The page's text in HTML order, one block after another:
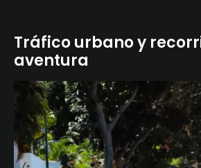
Tráfico urbano y
aventura